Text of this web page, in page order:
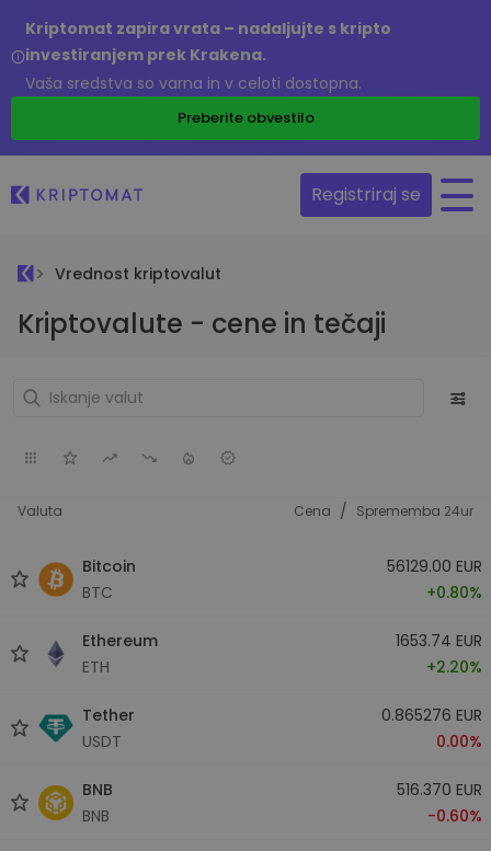
Kriptomat zapira vrata – nadaljujte s kripto
investiranjem prek Krakena.
Vaša sredstva so varna in v celoti dostopna.
Preberite obvestilo
Registriraj se
Vrednost kriptovalut
Kriptovalute - cene in tečaji
Valuta Cena / Sprememba 24ur
Bitcoin
BTC
56129.00 EUR
+0.80%
Ethereum
ETH
1653.74 EUR
+2.20%
Tether
USDT
0.865276 EUR
0.00%
BNB
BNB
516.370 EUR
-0.60%